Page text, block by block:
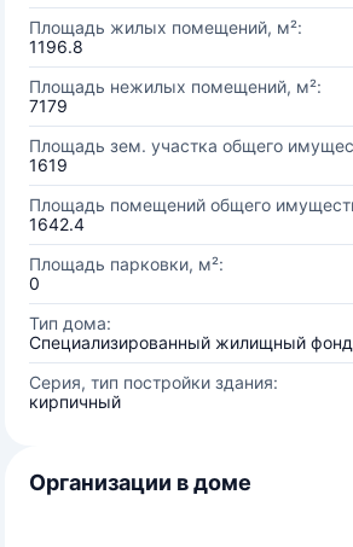
Площадь жилых помещений, м²:
1196.8
Площадь нежилых помещений, м²:
7179
Площадь зем. участка общего
1619
Площадь помещений общего
1642.4
Площадь парковки, м²:
0
Тип дома:
Специализированный жилищный фонд
Серия, тип постройки здания:
кирпичный
Организации в доме